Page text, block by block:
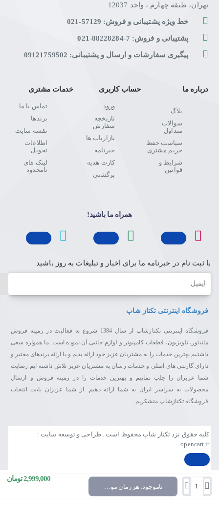
2,999,000 تومان
تهران، طبقه چهارم ، واحد 12037
خط ویژه پشتیبانی و فروش: 57129-021
پشتیبانی و فروش: 7-88228284-021
پیگیری سفارشات و ارسال و پشتیبانی: 09121759502
درباره ما
بلاگ
سوالات
متداول
سیاست حفظ
حریم مشتری
شرایط و
قوانین
حساب کاربری
ورود
تاریخچه
سفارش
بازاریاب ها
خبرنامه
کارت هدیه
برگشتی
خدمات مشتری
تماس با ما
برندها
نقشه سایت
اطلاعات
تحویل
لینک های
نامحدود
همراه ما باشید!
با ثبت نام در خبرنامه ما برای اخبار و تبلیغات به روز باشید
ایمیل
فروشگاه اینترنتی تکتاز شاپ
فروشگاه اینترنتی تکتازشاپ از سال 1384 شروع به فعالیت در زمینه فروش
مانیتور، تلویزیون، قطعات کامپیوتر و لوازم جانبی آن نموده است. ما همواره سعی
داشتیم بهترین خدمات را به مشتریان عزیز خود ارائه بدیم و با ارائه برندهای معتبر و
دارای گارنتی های اصلی و خدمات رسان به مشتریان عزیز تلاش داشته ایم رضایت
شما عزیزان را جلب نماییم و بهترین خدمات را در زمینه فروش و ارسال
محصولات به سراسر ایران به شما ارائه دهیم. از شما عزیزان بابت انتخاب
فروشگاه تکتازشاپ متشکریم.
کلیه حقوق نزد تکتاز شاپ محفوظ است . طراحی و توسعه سایت :
opencart.ir